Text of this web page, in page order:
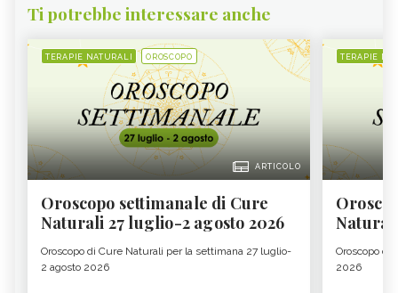
Ti potrebbe interessare anche
TERAPIE NATURALI OROSCOPO
ARTICOLO
Oroscopo settimanale di Cure
Naturali 27 luglio-2 agosto 2026
Oroscopo di Cure Naturali per la settimana 27 luglio-
2 agosto 2026
TERAPIE
Oroscopo di
2026